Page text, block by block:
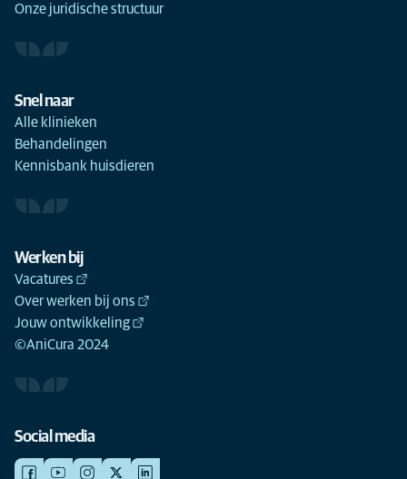
Onze juridische structuur
Snel naar
Alle klinieken
Behandelingen
Kennisbank huisdieren
Werken bij
Vacatures
Over werken bij ons
Jouw ontwikkeling
©AniCura 2024
Social media